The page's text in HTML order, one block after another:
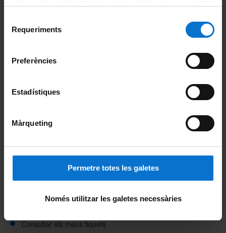
consultar laPolítica de galetes del lloc web de la
Requeriments
Preferències
Estadístiques
Màrqueting
Permetre totes les galetes
Només utilitzar les galetes necessàries
PAU: necessites ajuda?
Obrir una incidència o avaria
Consultar els meus tiquets
Ajuda Portal d'Estudiants
Web Alumni